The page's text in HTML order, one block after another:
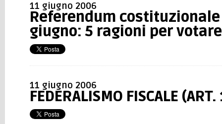
11 giugno 2006
Referendum costituzionale
giugno: 5 ragioni per votare
11 giugno 2006
FEDERALISMO FISCALE